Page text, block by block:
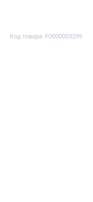
Код товара: F0000003299